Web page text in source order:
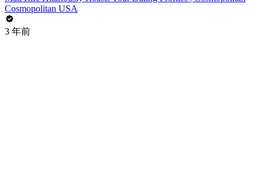
Cosmopolitan USA
3 年前